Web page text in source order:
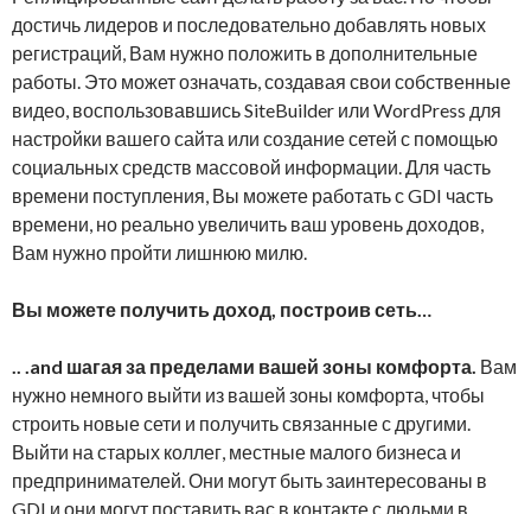
достичь лидеров и последовательно добавлять новых
регистраций, Вам нужно положить в дополнительные
работы. Это может означать, создавая свои собственные
видео, воспользовавшись SiteBuilder или WordPress для
настройки вашего сайта или создание сетей с помощью
социальных средств массовой информации. Для часть
времени поступления, Вы можете работать с GDI часть
времени, но реально увеличить ваш уровень доходов,
Вам нужно пройти лишнюю милю.
Вы можете получить доход, построив сеть…
.. .and шагая за пределами вашей зоны комфорта. Вам
нужно немного выйти из вашей зоны комфорта, чтобы
строить новые сети и получить связанные с другими.
Выйти на старых коллег, местные малого бизнеса и
предпринимателей. Они могут быть заинтересованы в
GDI и они могут поставить вас в контакте с людьми в